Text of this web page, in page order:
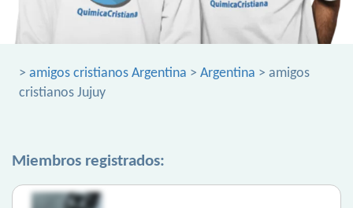
> amigos cristianos Argentina > Argentina > amigos
cristianos Jujuy
Miembros registrados: